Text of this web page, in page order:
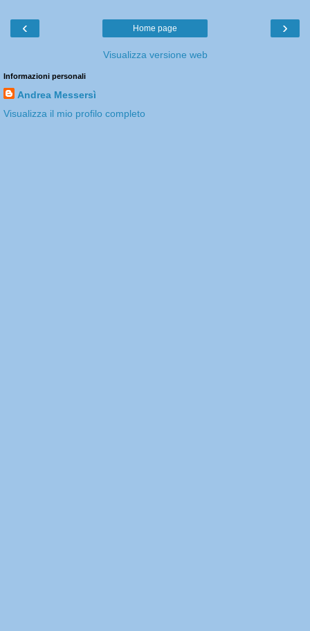
‹ ›
Home page
Visualizza versione web
Informazioni personali
Andrea Messersì
Visualizza il mio profilo completo